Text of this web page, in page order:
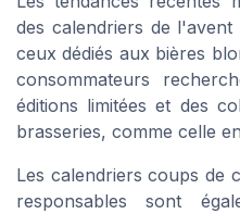
des calendriers de l'avent
ceux dédiés aux bières
consommateurs
éditions limitées et des
brasseries, comme celle
Les calendriers coups de
responsables sont